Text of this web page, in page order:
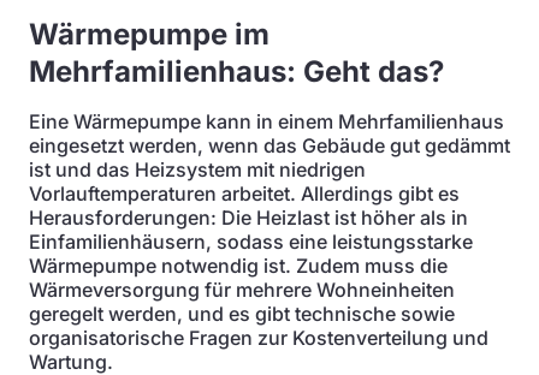
Wärmepumpe im
Mehrfamilienhaus: Geht das?
Eine Wärmepumpe kann in einem Mehrfamilienhaus
eingesetzt werden, wenn das Gebäude gut gedämmt
ist und das Heizsystem mit niedrigen
Vorlauftemperaturen arbeitet. Allerdings gibt es
Herausforderungen: Die Heizlast ist höher als in
Einfamilienhäusern, sodass eine leistungsstarke
Wärmepumpe notwendig ist. Zudem muss die
Wärmeversorgung für mehrere Wohneinheiten
geregelt werden, und es gibt technische sowie
organisatorische Fragen zur Kostenverteilung und
Wartung.